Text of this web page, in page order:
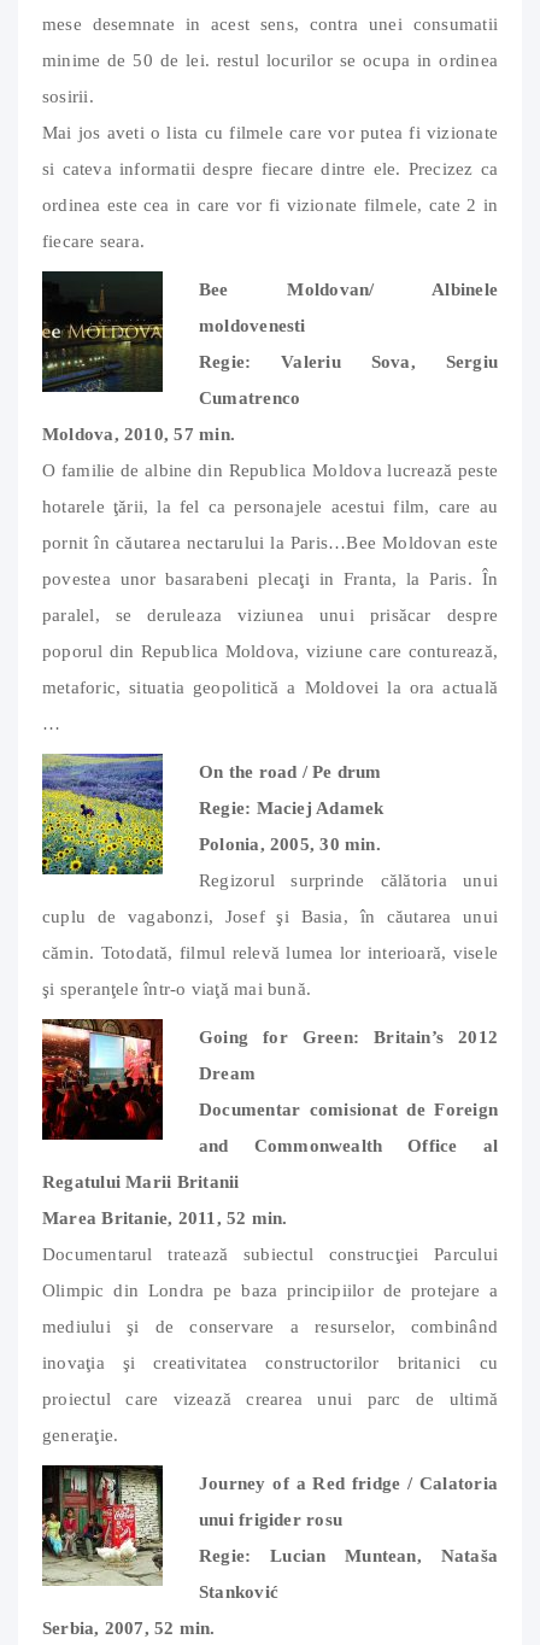
mese desemnate in acest sens, contra unei consumatii
minime de 50 de lei. restul locurilor se ocupa in ordinea
sosirii.
Mai jos aveti o lista cu filmele care vor putea fi vizionate
si cateva informatii despre fiecare dintre ele. Precizez ca
ordinea este cea in care vor fi vizionate filmele, cate 2 in
fiecare seara.
Bee Moldovan/ Albinele
moldovenesti
Regie: Valeriu Sova, Sergiu
Cumatrenco
Moldova, 2010, 57 min.
O familie de albine din Republica Moldova lucrează peste
hotarele ţării, la fel ca personajele acestui film, care au
pornit în căutarea nectarului la Paris…Bee Moldovan este
povestea unor basarabeni plecaţi in Franta, la Paris. În
paralel, se deruleaza viziunea unui prisăcar despre
poporul din Republica Moldova, viziune care conturează,
metaforic, situatia geopolitică a Moldovei la ora actuală
…
On the road / Pe drum
Regie: Maciej Adamek
Polonia, 2005, 30 min.
Regizorul surprinde călătoria unui
cuplu de vagabonzi, Josef şi Basia, în căutarea unui
cămin. Totodată, filmul relevă lumea lor interioară, visele
şi speranţele într-o viaţă mai bună.
Going for Green: Britain’s 2012
Dream
Documentar comisionat de Foreign
and Commonwealth Office al
Regatului Marii Britanii
Marea Britanie, 2011, 52 min.
Documentarul tratează subiectul construcţiei Parcului
Olimpic din Londra pe baza principiilor de protejare a
mediului şi de conservare a resurselor, combinând
inovaţia şi creativitatea constructorilor britanici cu
proiectul care vizează crearea unui parc de ultimă
generaţie.
Journey of a Red fridge / Calatoria
unui frigider rosu
Regie: Lucian Muntean, Nataša
Stanković
Serbia, 2007, 52 min.